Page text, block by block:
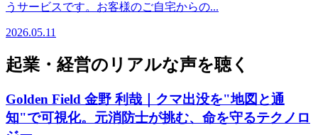
うサービスです。お客様のご自宅からの...
2026.05.11
起業・経営のリアルな声を聴く
Golden Field 金野 利哉｜クマ出没を"地図と通
知"で可視化。元消防士が挑む、命を守るテクノロ